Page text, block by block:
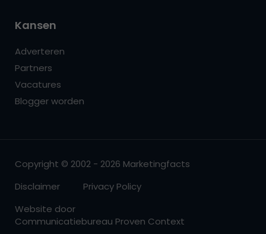
Kansen
Adverteren
Partners
Vacatures
Blogger worden
Copyright © 2002 - 2026 Marketingfacts
Disclaimer
Privacy Policy
Website door
Communicatiebureau Proven Context